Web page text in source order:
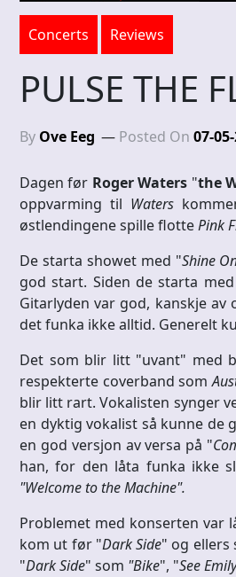
Concerts Reviews
PULSE THE
By Ove Eeg Posted On 07-
Dagen før Roger Waters "the
oppvarming til Waters
østlendingene spille flottePink
De starta showet med "Shine
god start. Siden de starta
Gitarlyden var god, kanskje
det funka ikke alltid. Generelt
Det som blir litt "uvant" med
respekterte coverband som
blir litt rart. Vokalisten synger
en dyktig vokalist så kunne de
en god versjon av versa på "
han, for den låta funka ikke
"Welcome to the Machine".
Problemet med konserten var
kom ut før "Dark Side" og ellers
"Dark Side" som "Bike", "See